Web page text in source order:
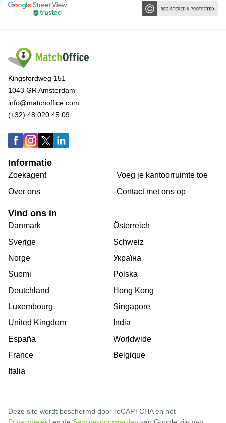
Kingsfordweg 151
1043 GR Amsterdam
info@matchoffice.com
(+32) 48 020 45 09
Informatie
Zoekagent
Over ons
Voeg je kantoorruimte toe
Сontact met ons op
Vind ons in
Danmark
Sverige
Norge
Suomi
Deutchland
Luxembourg
United Kingdom
España
France
Italia
Österreich
Schweiz
Україна
Polska
Hong Kong
Singapore
India
Worldwide
Belgique
Deze site wordt beschermd door reCAPTCHA en het